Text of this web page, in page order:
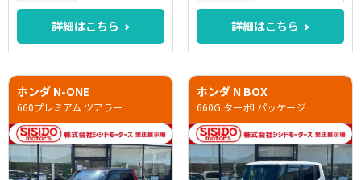
詳細はこちら 詳細はこちら
ホンダ N-ONE
660プレミアム ツアラー
ホンダ N BOX
660G ターボLパッケージ